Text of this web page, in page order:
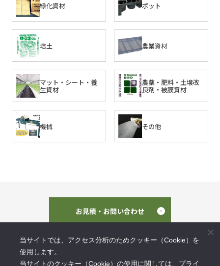
緑化資材 ポット
培土 農業資材
マット・シート・養
生資材
農薬・肥料・土壌改
良剤・被膜資材
機械 その他
お見積・お問い合わせ
当サイトでは、アクセス分析のためクッキー（Cookie）を
使用します。
当サイトのクッキー（Cookie）の使用に関しては、プライ